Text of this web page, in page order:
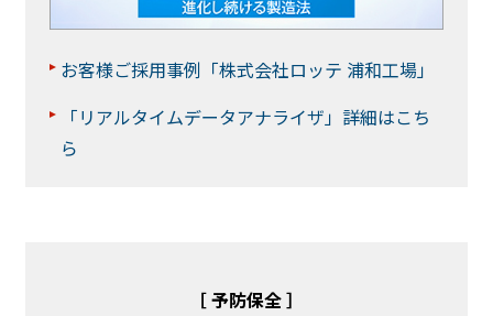
お客様ご採用事例「株式会社ロッテ 浦和工場」
「リアルタイムデータアナライザ」詳細はこち
ら
［ 予防保全 ］